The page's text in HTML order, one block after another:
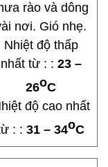
rào và dông
nơi. Gió nhẹ.
Nhiệt độ thấp
nhất từ : : 23 –
26oC
độ cao nhất
: : 31 – 34oC